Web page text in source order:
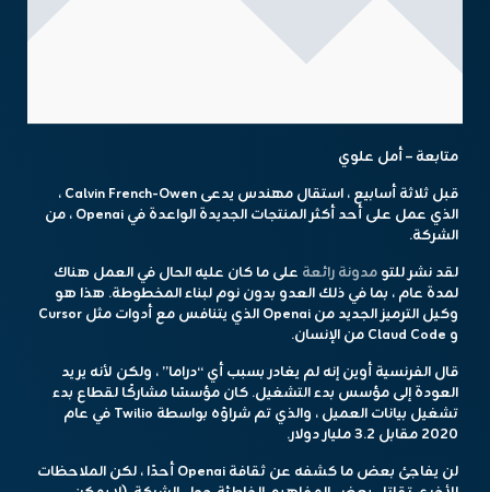
متابعة – أمل علوي
قبل ثلاثة أسابيع ، استقال مهندس يدعى Calvin French-Owen ،
الذي عمل على أحد أكثر المنتجات الجديدة الواعدة في Openai ، من
الشركة.
لقد نشر للتومدونة رائعة على ما كان عليه الحال في العمل هناك
لمدة عام ، بما في ذلك العدو بدون نوم لبناء المخطوطة. هذا هو
وكيل الترميز الجديد من Openai الذي يتنافس مع أدوات مثل Cursor
و Claud Code من الإنسان.
قال الفرنسية أوين إنه لم يغادر بسبب أي “دراما” ، ولكن لأنه يريد
العودة إلى مؤسس بدء التشغيل. كان مؤسسًا مشاركًا لقطاع بدء
تشغيل بيانات العميل ، والذي تم شراؤه بواسطة Twilio في عام
2020 مقابل 3.2 مليار دولار.
لن يفاجئ بعض ما كشفه عن ثقافة Openai أحدًا ، لكن الملاحظات